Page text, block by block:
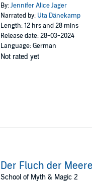
By:Jennifer Alice Jager
Narrated by: Uta Dänekamp
Length: 12 hrs and 28 mins
Release date: 28-03-2024
Language: German
Not rated yet
Der Fluch der Meere
School of Myth & Magic 2